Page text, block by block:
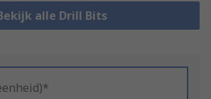
alle Drill Bits